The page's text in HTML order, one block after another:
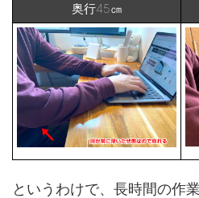
奥行45㎝
というわけで、長時間の作